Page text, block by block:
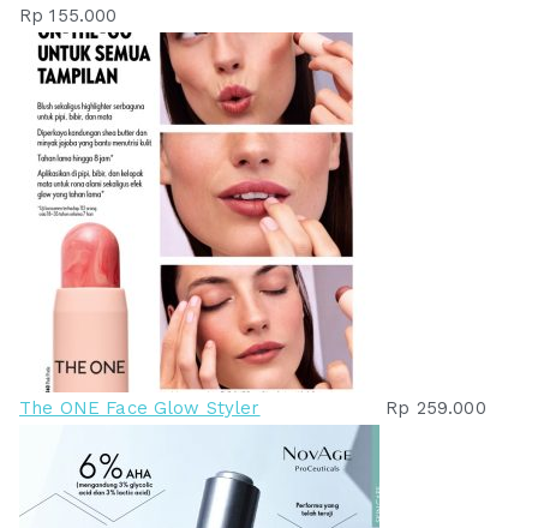
Rp 155.000
The ONE Face Glow Styler Rp 259.000